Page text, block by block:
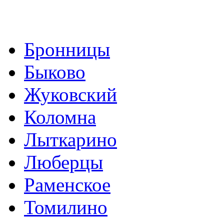
Бронницы
Быково
Жуковский
Коломна
Лыткарино
Люберцы
Раменское
Томилино